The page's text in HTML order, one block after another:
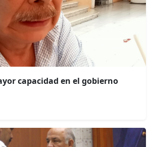
capacidad en el gobierno